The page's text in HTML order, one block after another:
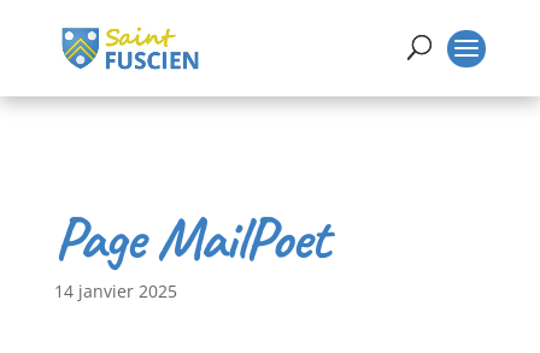
Page MailPoet
14 janvier 2025